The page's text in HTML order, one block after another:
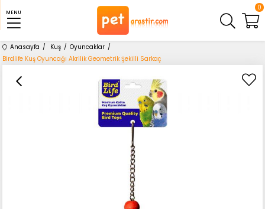
MENU
0
Anasayfa Kuş
Oyuncaklar
Birdlife Kuş Oyuncağı Akrilik Geometrik Şekilli Sarkaç